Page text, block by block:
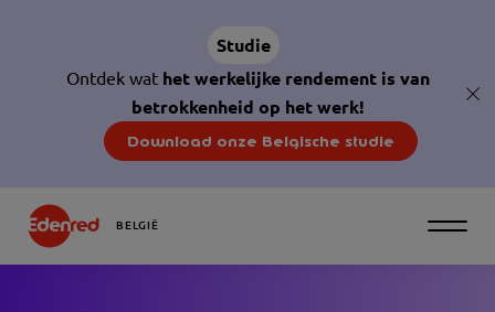
Studie
Ontdek wat het werkelijke rendement is van
betrokkenheid op het werk!
Download onze Belgische studie
BELGIË